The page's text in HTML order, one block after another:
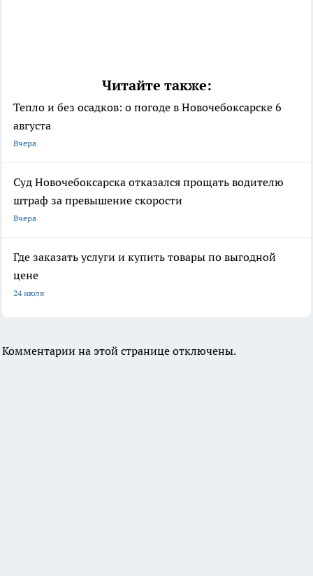
Читайте также:
Тепло и без осадков: о погоде в Новочебоксарске 6
августа
Вчера
Суд Новочебоксарска отказался прощать водителю
штраф за превышение скорости
Вчера
Где заказать услуги и купить товары по выгодной
цене
24 июля
Комментарии на этой странице отключены.